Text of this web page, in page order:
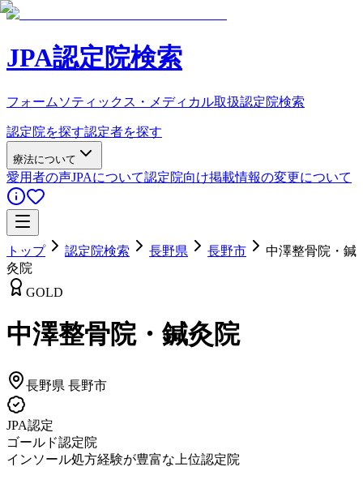
JPA認定院検索
フォームソティックス・メディカル取扱認定院検索
認定院を探す認定者を探す
療法について
愛用者の声JPAについて認定院向け掲載情報の変更について
トップ 認定院検索 長野県 長野市
中澤整骨院・鍼
灸院
GOLD
中澤整骨院・鍼灸院
長野県 長野市
JPA認定
ゴールド認定院
インソール処方経験が豊富な上位認定院